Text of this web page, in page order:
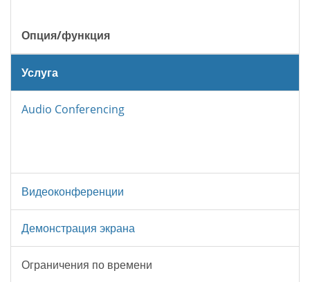
Опция/функция
Услуга
Audio Conferencing
Видеоконференции
Демонстрация экрана
Ограничения по времени